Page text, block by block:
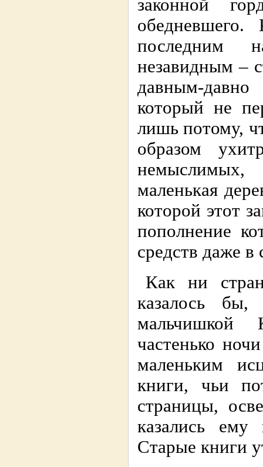
законной
последним
незавидным –
давным-
который не
лишь потому,
образом
немыслимых,
маленькая
которой этот
пополнение
средств даже
Как ни
казалось
мальчишкой
частенько
маленьким
книги, чьи
страницы,
казались
Старые книги